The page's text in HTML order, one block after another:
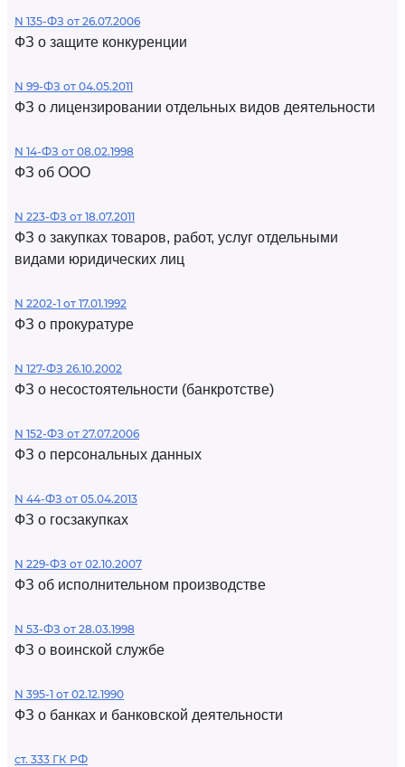
N 135-ФЗ от 26.07.2006
ФЗ о защите конкуренции
N 99-ФЗ от 04.05.2011
ФЗ о лицензировании отдельных видов деятельности
N 14-ФЗ от 08.02.1998
ФЗ об ООО
N 223-ФЗ от 18.07.2011
ФЗ о закупках товаров, работ, услуг отдельными
видами юридических лиц
N 2202-1 от 17.01.1992
ФЗ о прокуратуре
N 127-ФЗ 26.10.2002
ФЗ о несостоятельности (банкротстве)
N 152-ФЗ от 27.07.2006
ФЗ о персональных данных
N 44-ФЗ от 05.04.2013
ФЗ о госзакупках
N 229-ФЗ от 02.10.2007
ФЗ об исполнительном производстве
N 53-ФЗ от 28.03.1998
ФЗ о воинской службе
N 395-1 от 02.12.1990
ФЗ о банках и банковской деятельности
ст. 333 ГК РФ